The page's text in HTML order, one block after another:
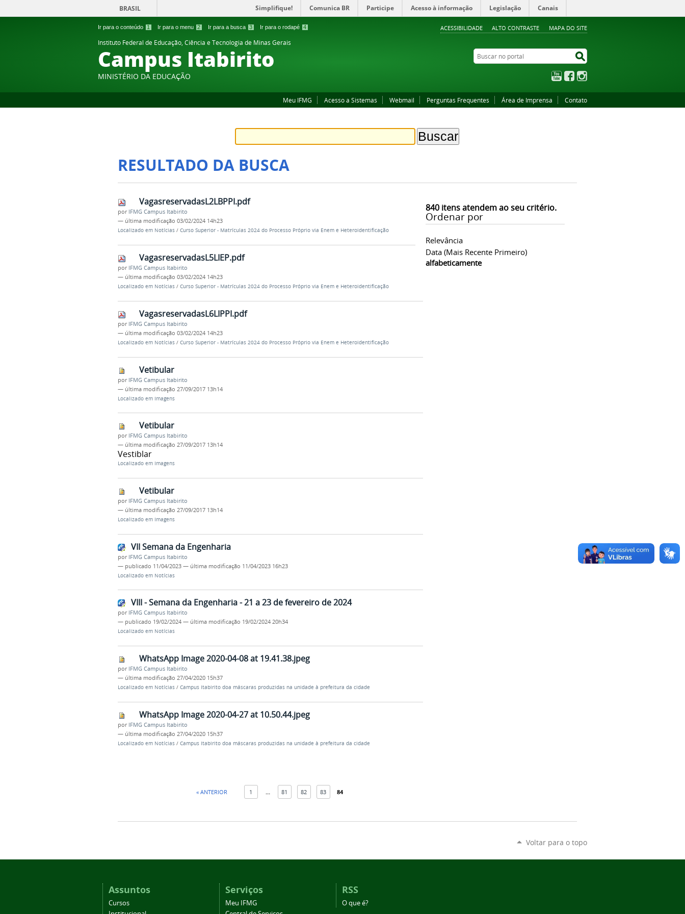
Ir para o conteúdo 1 Ir para o menu 2 Ir para a busca 3 Ir para o rodapé 4 ACESSIBILIDADE ALTO CONTRASTE MAPA DO SITE
BRASIL Simplifique! Comunica BR Participe Acesso à informação Legislação Canais
Instituto Federal de Educação, Ciência e Tecnologia de Minas Gerais
Campus Itabirito
MINISTÉRIO DA EDUCAÇÃO
Buscar no portal
YouTubeFacebook
Meu IFMG Acesso a Sistemas Webmail Perguntas Frequentes Área de Imprensa Contato
RESULTADO DA BUSCA
840itens atendem ao seu critério.
Ordenar por
Relevância
Data (mais Recente Primeiro)
alfabeticamente
VagasreservadasL2LBPPI.pdf
por IFMG Campus Itabirito
— última modificação 03/02/2024 14h23
Localizado em Notícias / Curso Superior - Matrículas 2024 do Processo Próprio via Enem e Heteroidentificação
VagasreservadasL5LIEP.pdf
por IFMG Campus Itabirito
— última modificação 03/02/2024 14h23
Localizado em Notícias / Curso Superior - Matrículas 2024 do Processo Próprio via Enem e Heteroidentificação
VagasreservadasL6LIPPI.pdf
por IFMG Campus Itabirito
— última modificação 03/02/2024 14h23
Localizado em Notícias / Curso Superior - Matrículas 2024 do Processo Próprio via Enem e Heteroidentificação
Vetibular
por IFMG Campus Itabirito
— última modificação 27/09/2017 13h14
Localizado em Imagens
Vetibular
por IFMG Campus Itabirito
— última modificação 27/09/2017 13h14
Vestiblar
Localizado em Imagens
Vetibular
por IFMG Campus Itabirito
— última modificação 27/09/2017 13h14
Localizado em Imagens
VII Semana da Engenharia
por IFMG Campus Itabirito
— publicado 11/04/2023 — última modificação 11/04/2023 16h23
Localizado em Notícias
VIII - Semana da Engenharia - 21 a 23 de fevereiro de 2024
por IFMG Campus Itabirito
— publicado 19/02/2024 — última modificação 19/02/2024 20h34
Localizado em Notícias
WhatsApp Image 2020-04-08 at 19.41.38.jpeg
por IFMG Campus Itabirito
— última modificação 27/04/2020 15h37
Localizado em Notícias / Campus Itabirito doa máscaras produzidas na unidade à prefeitura da cidade
WhatsApp Image 2020-04-27 at 10.50.44.jpeg
por IFMG Campus Itabirito
— última modificação 27/04/2020 15h37
Localizado em Notícias / Campus Itabirito doa máscaras produzidas na unidade à prefeitura da cidade
« ANTERIOR 1 81 82 83 84
Voltar para o topo
Assuntos
Cursos
Serviços
Meu IFMG
RSS
O que é?